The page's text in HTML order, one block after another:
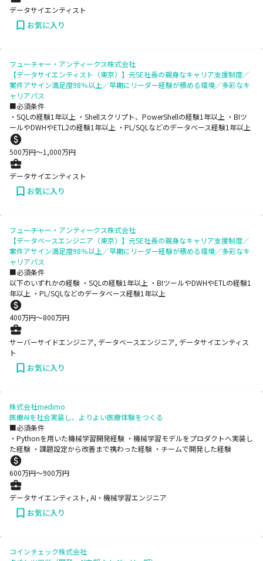
データサイエンティスト
お気に入り
フューチャー・アンティークス株式会社
【データサイエンティスト（東京）】元SE社長の親身なキャリア支援制度／
案件アサイン満足度98％以上／早期にリーダー経験が積める環境／多彩なキ
ャリアパス
■必須条件
・SQLの経験1年以上 ・Shellスクリプト、PowerShellの経験1年以上 ・BIツ
ールやDWHやETL2の経験1年以上 ・PL/SQLなどのデータベース経験1年以上
500万円〜1,000万円
データサイエンティスト
お気に入り
フューチャー・アンティークス株式会社
【データベースエンジニア（東京）】元SE社長の親身なキャリア支援制度／
案件アサイン満足度98％以上／早期にリーダー経験が積める環境／多彩なキ
ャリアパス
■必須条件
以下のいずれかの経験 ・SQLの経験1年以上 ・BIツールやDWHやETLの経験1
年以上 ・PL/SQLなどのデータベース経験1年以上
400万円〜800万円
サーバーサイドエンジニア, データベースエンジニア, データサイエンティス
ト
お気に入り
株式会社medimo
医療AIを社会実装し、よりよい医療体験をつくる
■必須条件
・Pythonを用いた機械学習開発経験 ・機械学習モデルをプロダクトへ実装し
た経験 ・課題設定から改善まで携わった経験 ・チームで開発した経験
600万円〜900万円
データサイエンティスト, AI・機械学習エンジニア
お気に入り
コインチェック株式会社